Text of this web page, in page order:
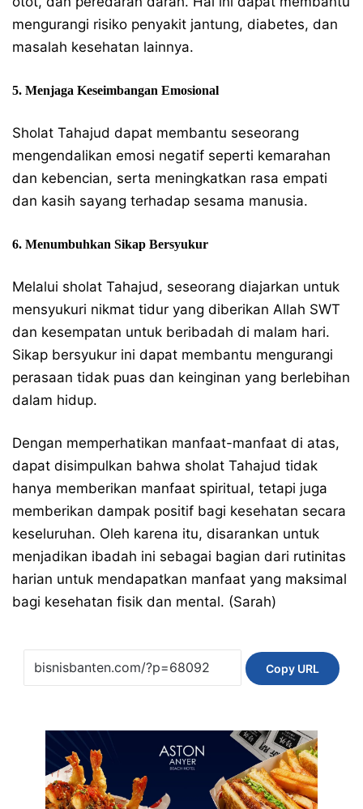
mengurangi risiko penyakit jantung, diabetes, dan
masalah kesehatan lainnya.
5. Menjaga Keseimbangan Emosional
Sholat Tahajud dapat membantu seseorang
mengendalikan emosi negatif seperti kemarahan
dan kebencian, serta meningkatkan rasa empati
dan kasih sayang terhadap sesama manusia.
6. Menumbuhkan Sikap Bersyukur
Melalui sholat Tahajud, seseorang diajarkan untuk
mensyukuri nikmat tidur yang diberikan Allah SWT
dan kesempatan untuk beribadah di malam hari.
Sikap bersyukur ini dapat membantu mengurangi
perasaan tidak puas dan keinginan yang berlebihan
dalam hidup.
Dengan memperhatikan manfaat-manfaat di atas,
dapat disimpulkan bahwa sholat Tahajud tidak
hanya memberikan manfaat spiritual, tetapi juga
memberikan dampak positif bagi kesehatan secara
keseluruhan. Oleh karena itu, disarankan untuk
menjadikan ibadah ini sebagai bagian dari rutinitas
harian untuk mendapatkan manfaat yang maksimal
bagi kesehatan fisik dan mental. (Sarah)
Copy URL